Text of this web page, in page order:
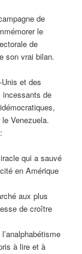
de
le
de
son vrai bilan.
et des
incessants de
Venezuela.
qui a sauvé
en Amérique
aux plus
de croître
à lire et à